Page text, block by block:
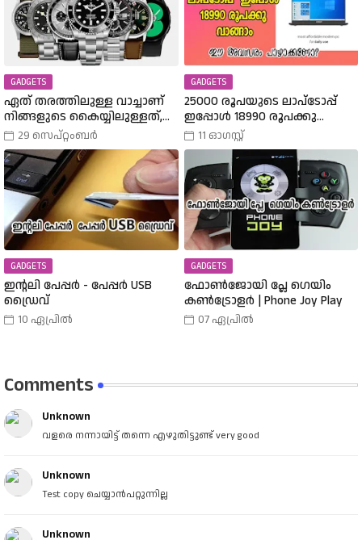
GADGETS
ഏത് തരത്തിലുള്ള വാച്ചാണ്
നിങ്ങളുടെ കൈയ്യിലുള്ളത്,
അത് എങ്ങനെ
തിരഞ്ഞെടുത്തു? വിവിധ
തരത്തിലുള്ള വാച്ചുകൾ
പരിചയപ്പെടാം.
29 സെപ്റ്റംബർ
GADGETS
25000 രൂപയുടെ ലാപ്ടോപ്പ്
ഇപ്പോൾ 18990 രൂപക്കു
വാങ്ങാം | Amazon Freedom Sale
Buy A 25000 Laptop In 18,900
Rupees |
11 ഓഗസ്റ്റ്
GADGETS
ഇന്റലി പേപ്പർ - പേപ്പർ USB
ഡ്രൈവ്
10 ഏപ്രിൽ
GADGETS
ഫോൺജോയി പ്ലേ ഗെയിം
കൺട്രോളർ | Phone Joy Play
07 ഏപ്രിൽ
Comments
Unknown
വളരെ നന്നായിട്ട് തന്നെ എഴുതിട്ടുണ്ട് very good
Unknown
Test copy ചെയ്യാൻപറ്റുന്നില്ല
Unknown